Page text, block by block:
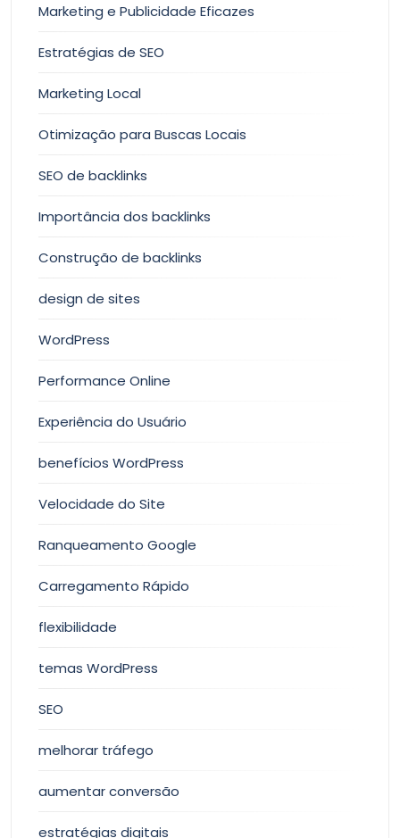
Marketing e Publicidade Eficazes
Estratégias de SEO
Marketing Local
Otimização para Buscas Locais
SEO de backlinks
Importância dos backlinks
Construção de backlinks
design de sites
WordPress
Performance Online
Experiência do Usuário
benefícios WordPress
Velocidade do Site
Ranqueamento Google
Carregamento Rápido
flexibilidade
temas WordPress
SEO
melhorar tráfego
aumentar conversão
estratégias digitais